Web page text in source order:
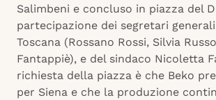
Salimbeni e concluso in piazza del
partecipazione dei segretari
Toscana (Rossano Rossi, Silvia
Fantappiè), e del sindaco Nicoletta
richiesta della piazza è che Beko
per Siena e che la produzione